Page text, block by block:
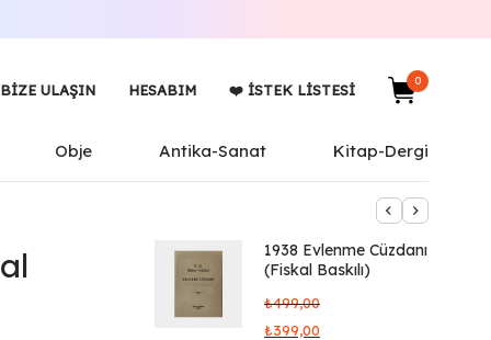
BIZE ULAŞIN HESABIM ❤️ İSTEK LISTESI
0
Obje Antika-Sanat Kitap-Dergi
1938 Evlenme Cüzdanı
(Fiskal Baskılı)
₺499,00
₺399,00